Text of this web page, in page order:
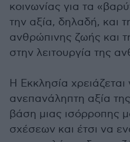
κοινωνίας για τα
την αξία, δηλαδή, και
ανθρώπινης ζωής και
στην λειτουργία της
Η Εκκλησία χρειάζεται
ανεπανάληπτη αξία
βάση μιας ισόρροπης
σχέσεων και έτσι να